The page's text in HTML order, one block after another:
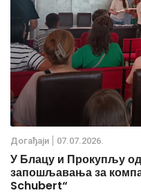
Дoгађаjи 07.07.2026.
У Блацу и Прокупљу
запошљавања за
Schubert“